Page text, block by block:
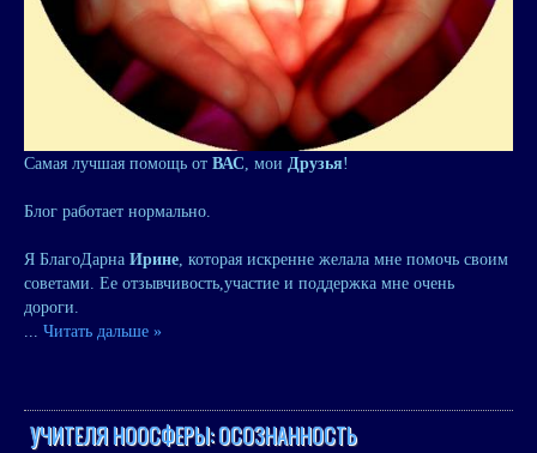
Самая лучшая помощь от ВАС, мои Друзья!
Блог работает нормально.
Я БлагоДарна Ирине, которая искренне желала мне помочь своим
советами. Ее отзывчивость,участие и поддержка мне очень
дороги.
... Читать дальше »
УЧИТЕЛЯ НООСФЕРЫ: ОСОЗНАННОСТЬ